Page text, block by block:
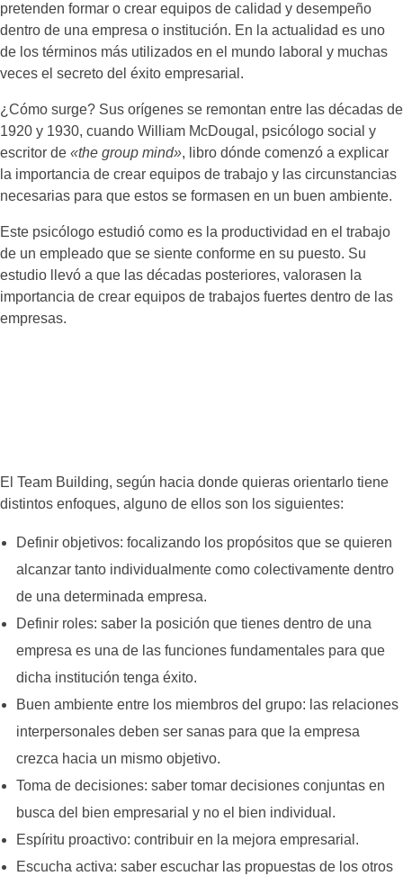
pretenden formar o crear equipos de calidad y desempeño
dentro de una empresa o institución. En la actualidad es uno
de los términos más utilizados en el mundo laboral y muchas
veces el secreto del éxito empresarial.
¿Cómo surge? Sus orígenes se remontan entre las décadas de
1920 y 1930, cuando William McDougal, psicólogo social y
escritor de «the group mind», libro dónde comenzó a explicar
la importancia de crear equipos de trabajo y las circunstancias
necesarias para que estos se formasen en un buen ambiente.
Este psicólogo estudió como es la productividad en el trabajo
de un empleado que se siente conforme en su puesto. Su
estudio llevó a que las décadas posteriores, valorasen la
importancia de crear equipos de trabajos fuertes dentro de las
empresas.
El Team Building, según hacia donde quieras orientarlo tiene
distintos enfoques, alguno de ellos son los siguientes:
Definir objetivos: focalizando los propósitos que se quieren
alcanzar tanto individualmente como colectivamente dentro
de una determinada empresa.
Definir roles: saber la posición que tienes dentro de una
empresa es una de las funciones fundamentales para que
dicha institución tenga éxito.
Buen ambiente entre los miembros del grupo: las relaciones
interpersonales deben ser sanas para que la empresa
crezca hacia un mismo objetivo.
Toma de decisiones: saber tomar decisiones conjuntas en
busca del bien empresarial y no el bien individual.
Espíritu proactivo: contribuir en la mejora empresarial.
Escucha activa: saber escuchar las propuestas de los otros